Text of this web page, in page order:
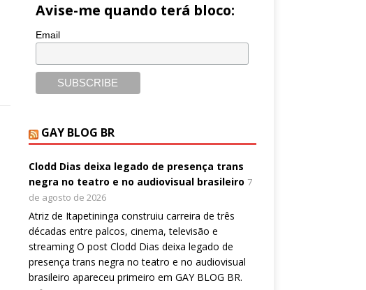
Avise-me quando terá bloco:
Email
GAY BLOG BR
Clodd Dias deixa legado de presença trans
negra no teatro e no audiovisual brasileiro 7
de agosto de 2026
Atriz de Itapetininga construiu carreira de três
décadas entre palcos, cinema, televisão e
streaming O post Clodd Dias deixa legado de
presença trans negra no teatro e no audiovisual
brasileiro apareceu primeiro em GAY BLOG BR.